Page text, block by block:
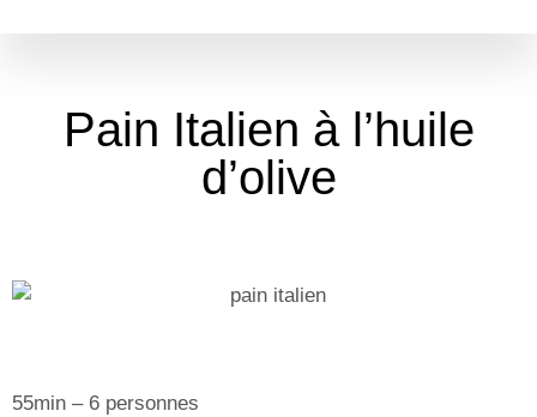
Pain Italien à l’huile
d’olive
55min – 6 personnes